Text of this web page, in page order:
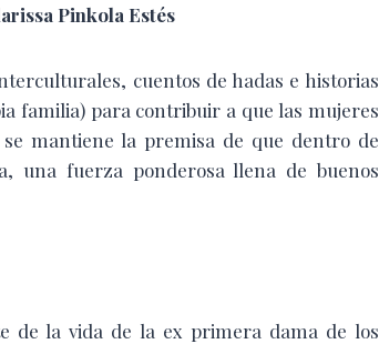
Pinkola Estés
cuentos de hadas e historias
familia) para contribuir a que las mujeres
mantiene la premisa de que dentro de
una fuerza ponderosa llena de buenos
de la vida de la ex primera dama de los